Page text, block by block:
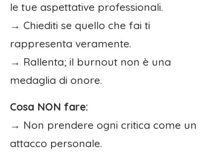
le tue aspettative professionali.
→ Chiediti se quello che fai ti
rappresenta veramente.
→ Rallenta; il burnout non è una
medaglia di onore.
Cosa NON fare:
→ Non prendere ogni critica come un
attacco personale.